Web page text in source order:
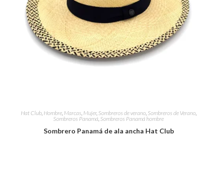
Hat Club, Hombre, Marcas Mujer, Sombreros de verano, Sombreros de Verano,
Sombreros Panamá Sombreros Panamá hombre
Sombrero Panamá de ala ancha Hat Club